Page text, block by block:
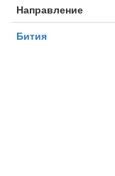
Направление
Бития